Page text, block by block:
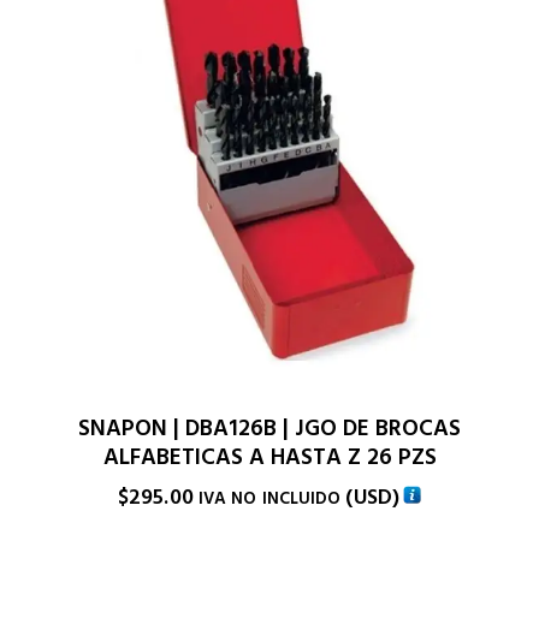
SNAPON | DBA126B | JGO DE BROCAS
ALFABETICAS A HASTA Z 26 PZS
$295.00 IVA NO INCLUIDO (USD)